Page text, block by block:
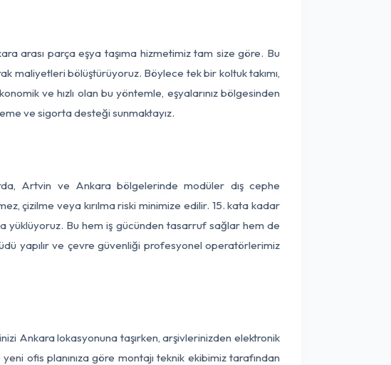
arası parça eşya taşıma hizmetimiz tam size göre. Bu
maliyetleri bölüştürüyoruz. Böylece tek bir koltuk takımı,
ve hızlı olan bu yöntemle, eşyalarınız bölgesinden
ve sigorta desteği sunmaktayız.
Artvin ve Ankara bölgelerinde modüler dış cephe
çizilme veya kırılma riski minimize edilir. 15. kata kadar
yüklüyoruz. Bu hem iş gücünden tasarruf sağlar hem de
yapılır ve çevre güvenliği profesyonel operatörlerimiz
Ankara lokasyonuna taşırken, arşivlerinizden elektronik
ofis planınıza göre montajı teknik ekibimiz tarafından